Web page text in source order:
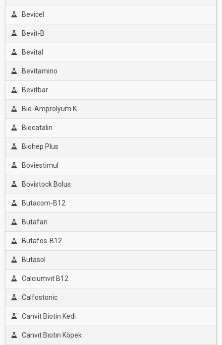
Bevicel
Bevit-B
Bevital
Bevitamino
Bevitbar
Bio-Amprolyum K
Biocatalin
Biohep Plus
Boviestimul
Bovistock Bolus
Butacom-B12
Butafan
Butafos-B12
Butasol
Calcıumvıt B12
Calfostonic
Canvit Biotin Kedi
Canvıt Bıotın Köpek